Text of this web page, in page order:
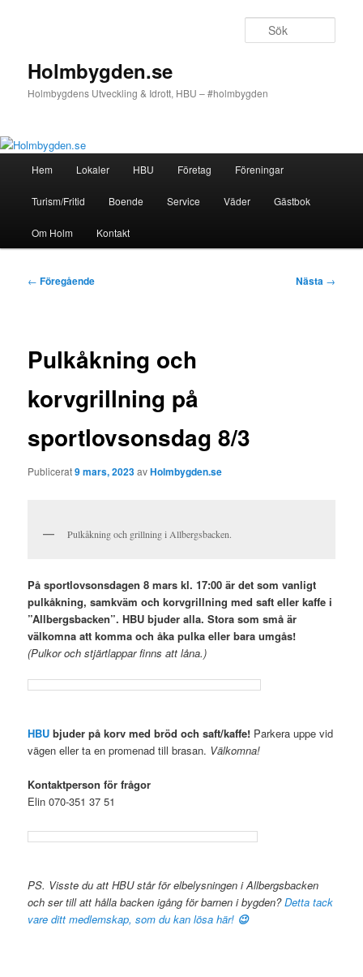
Holmbygden.se
Holmbygdens Utveckling & Idrott, HBU – #holmbygden
Hem Lokaler HBU Företag Föreningar
Turism/Fritid Boende Service Väder Gästbok
Om Holm Kontakt
Inläggsnavigering
← Föregående Nästa →
Pulkåkning och
korvgrillning på
sportlovsonsdag 8/3
Publicerat9 mars, 2023avHolmbygden.se
Pulkåkning och grillning i Allbergsbacken.
På sportlovsonsdagen 8 mars kl. 17:00 är det som vanligt
pulkåkning, samkväm och korvgrillning med saft eller kaffe i
”Allbergsbacken”. HBU bjuder alla. Stora som små är
välkomna att komma och åka pulka eller bara umgås!
(Pulkor och stjärtlappar finns att låna.)
HBU bjuder på korv med bröd och saft/kaffe! Parkera uppe vid
vägen eller ta en promenad till brasan. Välkomna!
Kontaktperson för frågor
Elin 070-351 37 51
PS. Visste du att HBU står för elbelysningen i Allbergsbacken
och ser till att hålla backen igång för barnen i bygden?Detta tack
vare ditt medlemskap, som du kan lösa här! 😉